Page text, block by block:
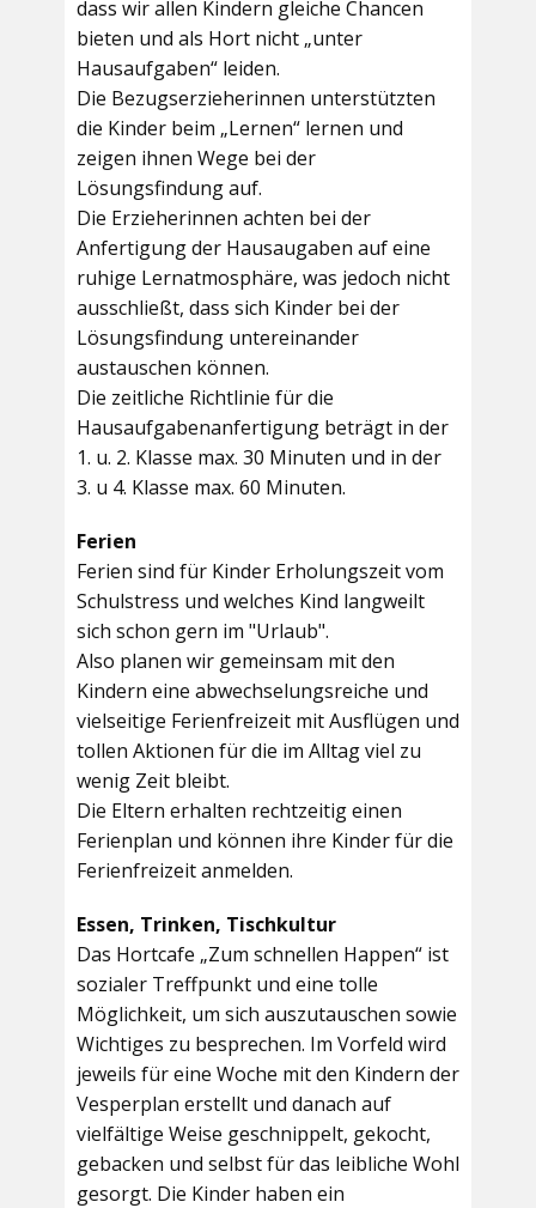
dass wir allen Kindern gleiche Chancen
bieten und als Hort nicht „unter
Hausaufgaben“ leiden.
Die Bezugserzieherinnen unterstützten
die Kinder beim „Lernen“ lernen und
zeigen ihnen Wege bei der
Lösungsfindung auf.
Die Erzieherinnen achten bei der
Anfertigung der Hausaugaben auf eine
ruhige Lernatmosphäre, was jedoch nicht
ausschließt, dass sich Kinder bei der
Lösungsfindung untereinander
austauschen können.
Die zeitliche Richtlinie für die
Hausaufgabenanfertigung beträgt in der
1. u. 2. Klasse max. 30 Minuten und in der
3. u 4. Klasse max. 60 Minuten.
Ferien
Ferien sind für Kinder Erholungszeit vom
Schulstress und welches Kind langweilt
sich schon gern im "Urlaub".
Also planen wir gemeinsam mit den
Kindern eine abwechselungsreiche und
vielseitige Ferienfreizeit mit Ausflügen und
tollen Aktionen für die im Alltag viel zu
wenig Zeit bleibt.
Die Eltern erhalten rechtzeitig einen
Ferienplan und können ihre Kinder für die
Ferienfreizeit anmelden.
Essen, Trinken, Tischkultur
Das Hortcafe „Zum schnellen Happen“ ist
sozialer Treffpunkt und eine tolle
Möglichkeit, um sich auszutauschen sowie
Wichtiges zu besprechen. Im Vorfeld wird
jeweils für eine Woche mit den Kindern der
Vesperplan erstellt und danach auf
vielfältige Weise geschnippelt, gekocht,
gebacken und selbst für das leibliche Wohl
gesorgt. Die Kinder haben ein